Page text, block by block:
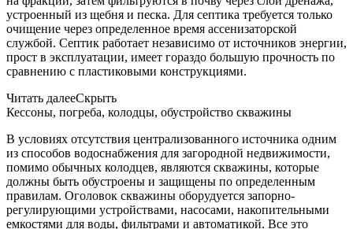
устроенный из щебня и песка. Для септика требуется только
очищение через определенное время ассенизаторской
службой. Септик работает независимо от источников энергии,
прост в эксплуатации, имеет гораздо большую прочность по
сравнению с пластиковыми конструкциями.
Читать далееСкрыть
Кессоны, погреба, колодцы, обустройство скважины
В условиях отсутствия централизованного источника одним
из способов водоснабжения для загородной недвижимости,
помимо обычных колодцев, являются скважины, которые
должны быть обустроены и защищены по определенным
правилам. Оголовок скважины оборудуется запорно-
регулирующими устройствами, насосами, накопительными
емкостями для воды, фильтрами и автоматикой. Все это